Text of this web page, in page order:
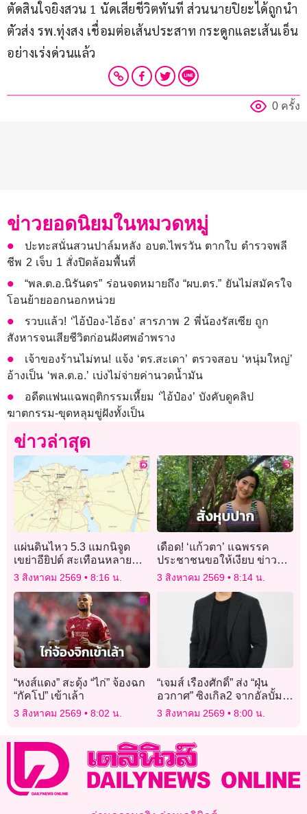
ตัดสินใจยิงสวน 1 นัดเสียชีวิตทันที ส่วนนายปิยะได้ถูกนำ
ตัวส่ง รพ.ทุ่งสง เชื่อมต่อเส้นประสาท กระดูกและเส้นเอ็น
อย่างเร่งด่วนแล้ว
0 ครั้ง
ข่าวยอดนิยมในหมวดหมู่
ปะทะสนั่นสวนปาล์มหลัง อบต.ไพรวัน ตากใบ ตำรวจพลี
ชีพ 2 เจ็บ 1 สั่งปิดล้อมพื้นที่
“พล.ต.อ.นิรันดร” ร่อนจดหมายถึง “ผบ.ตร.” ยันไม่สมัครใจ
โอนย้ายออกนอกหน่วย
รวบแล้ว! ‘ไอ้ป๋อง-ไอ้ธง’ สารภาพ 2 พี่น้องรัสเซีย ถูก
สังหารจนเสียชีวิตก่อนฝังศพอำพราง
เจ้าของร้านไม่ทน! แจ้ง ‘ตร.สะเดา’ ตรวจสอบ ‘หนุ่มใหญ่’
อ้างเป็น ‘พล.ต.อ.’ เบ่งไม่จ่ายค่านวดน้ำมัน
อดีตแฟนแฉพฤติกรรมเหี้ยม ‘ไอ้ป๋อง’ บังคับดูคลิป
ฆาตกรรม-ขุดหลุมขู่ฝังทั้งเป็น
ข่าวล่าสุด
แผ่นดินไหว 5.3 แมกนิจูด
เขย่าอียิปต์ สะเทือนหลาย
ประเทศในภูมิภาค
3 สิงหาคม 2569 8:16 น.
เดือด! ‘แก้วตา’ แฉพรรค
ประชาชนขอให้เงียบ ข่าว
คุกคามทางเพศอ้าง ‘พรรค
3 สิงหาคม 2569 8:14 น.
“หงส์แดง” สะดุ้ง “ไก่” จ้องฉก
“กัคโป” เข้าเล้า
3 สิงหาคม 2569 8:02 น.
“เจมส์ เรืองศักดิ์” ส่ง “ฝุ่น
อวกาศ” ซิงเกิล2 จากอัลบั้ม
“Present Tense ปัจจุบันกาล”
3 สิงหาคม 2569 8:00 น.